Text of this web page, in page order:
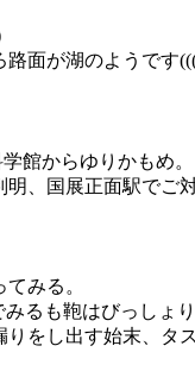
面が湖のようです
館からゆりかもめ。
、国展正面駅でご
みる。
るも鞄はびっしょ
をし出す始末、タ